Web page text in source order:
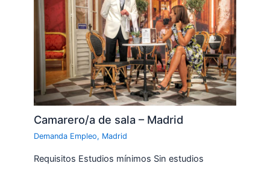
Camarero/a de sala – Madrid
Demanda Empleo, Madrid
Requisitos Estudios mínimos Sin estudios